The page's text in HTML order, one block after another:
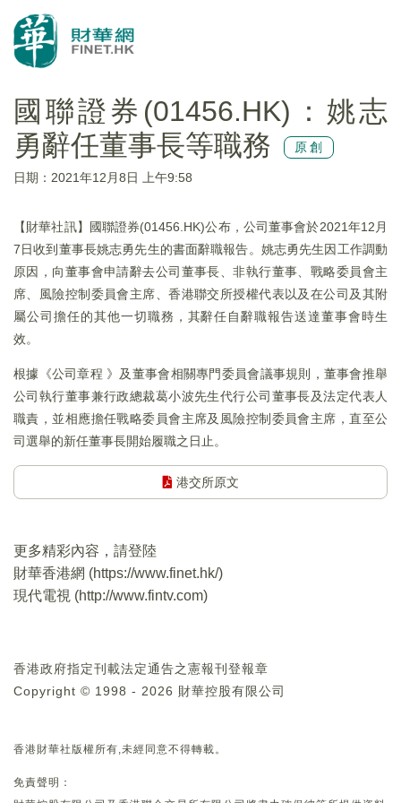
國聯證券(01456.HK)：姚志
勇辭任董事長等職務
原創
日期：2021年12月8日 上午9:58
【財華社訊】國聯證券(01456.HK)公布，公司董事會於2021年12月
7日收到董事長姚志勇先生的書面辭職報告。姚志勇先生因工作調動
原因，向董事會申請辭去公司董事長、非執行董事、戰略委員會主
席、風險控制委員會主席、香港聯交所授權代表以及在公司及其附
屬公司擔任的其他一切職務，其辭任自辭職報告送達董事會時生
效。
根據《公司章程 》及董事會相關專門委員會議事規則，董事會推舉
公司執行董事兼行政總裁葛小波先生代行公司董事長及法定代表人
職責，並相應擔任戰略委員會主席及風險控制委員會主席，直至公
司選舉的新任董事長開始履職之日止。
港交所原文
更多精彩內容，請登陸
財華香港網 (https://www.finet.hk/)
現代電視 (http://www.fintv.com)
香港政府指定刊載法定通告之憲報刊登報章
Copyright © 1998 - 2026 財華控股有限公司
香港財華社版權所有,未經同意不得轉載。
免責聲明：